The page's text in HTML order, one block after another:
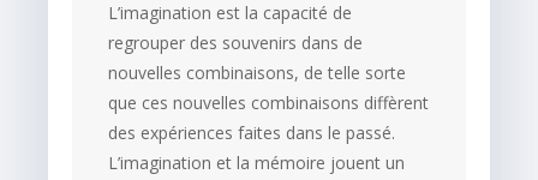
L’imagination est la capacité de
regrouper des souvenirs dans de
nouvelles combinaisons, de telle sorte
que ces nouvelles combinaisons diffèrent
des expériences faites dans le passé.
L’imagination et la mémoire jouent un